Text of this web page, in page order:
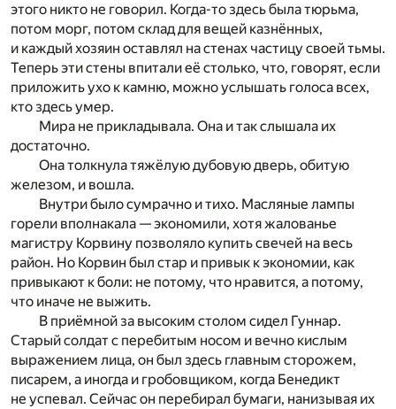
этого никто не говорил. Когда-то здесь была тюрьма,
потом морг, потом склад для вещей казнённых,
и каждый хозяин оставлял на стенах частицу своей тьмы.
Теперь эти стены впитали её столько, что, говорят, если
приложить ухо к камню, можно услышать голоса всех,
кто здесь умер.
Мира не прикладывала. Она и так слышала их
достаточно.
Она толкнула тяжёлую дубовую дверь, обитую
железом, и вошла.
Внутри было сумрачно и тихо. Масляные лампы
горели вполнакала — экономили, хотя жалованье
магистру Корвину позволяло купить свечей на весь
район. Но Корвин был стар и привык к экономии, как
привыкают к боли: не потому, что нравится, а потому,
что иначе не выжить.
В приёмной за высоким столом сидел Гуннар.
Старый солдат с перебитым носом и вечно кислым
выражением лица, он был здесь главным сторожем,
писарем, а иногда и гробовщиком, когда Бенедикт
не успевал. Сейчас он перебирал бумаги, нанизывая их